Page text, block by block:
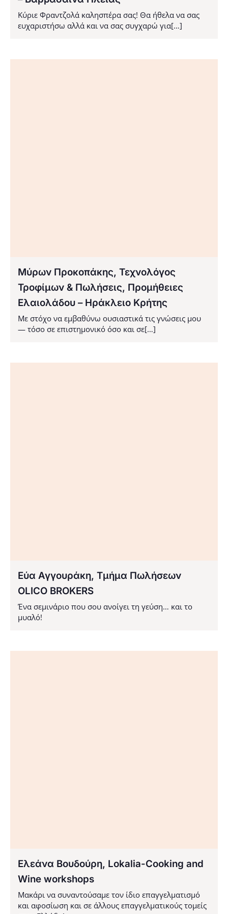
Κύριε Φραντζολά καλησπέρα σας! Θα ήθελα να σας
ευχαριστήσω αλλά και να σας συγχαρώ για[…]
Μύρων Προκοπάκης, Τεχνολόγος
Τροφίμων & Πωλήσεις, Προμήθειες
Ελαιολάδου – Ηράκλειο Κρήτης
Με στόχο να εμβαθύνω ουσιαστικά τις γνώσεις μου
— τόσο σε επιστημονικό όσο και σε[…]
Εύα Αγγουράκη, Τμήμα Πωλήσεων
OLICO BROKERS
Ένα σεμινάριο που σου ανοίγει τη γεύση… και το
μυαλό!
Ελεάνα Βουδούρη, Lokalia-Cooking and
Wine workshops
Μακάρι να συναντούσαμε τον ίδιο επαγγελματισμό
και αφοσίωση και σε άλλους επαγγελματικούς τομείς